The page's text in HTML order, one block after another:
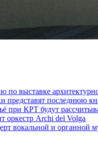
по выставке
представят последнюю
при КРТ будут
оркестр Archi del Volga
вокальной и органной